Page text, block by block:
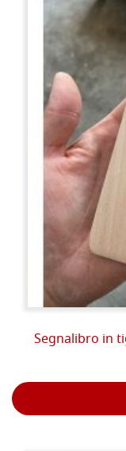
Segnalibro in